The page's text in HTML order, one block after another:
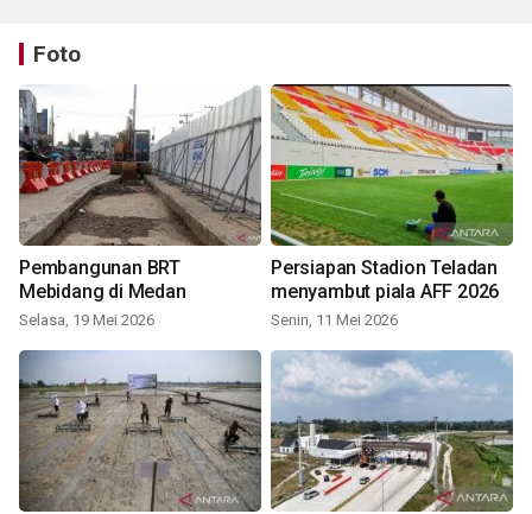
Foto
Pembangunan BRT
Mebidang di Medan
Selasa, 19 Mei 2026
Persiapan Stadion Teladan
menyambut piala AFF 2026
Senin, 11 Mei 2026